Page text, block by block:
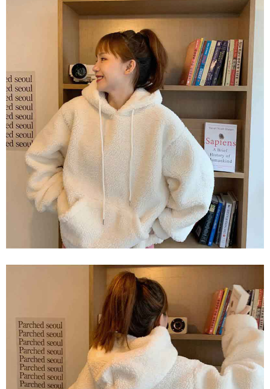
若款項超過繳費期限，將根據當次的金額加收年利率 16% 的逾期滯納金。
未成年的使用者，請事先徵得法定代理人或監護人之同意方可使用
若您對於個人資料之處理、利用有任何疑問，或欲行使相關法律權利，請聯
繫恩沛科技股份有限公司。若您不同意我們將上開所示之個人資料，連同必
要之購買訂單資訊提供予 AFTEE ，或讓 AFTEE 蒐集處理利用您的個人資
料，請勿選用本服務。